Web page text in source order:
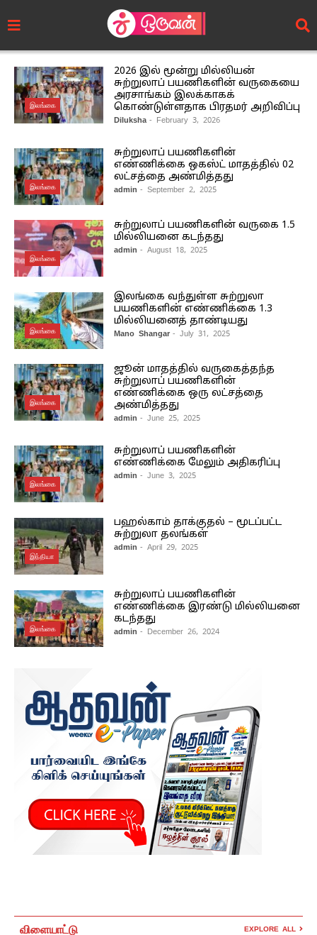
இலங்கை
2026 இல் மூன்று மில்லியன்
சுற்றுலாப் பயணிகளின் வருகையை
அரசாங்கம் இலக்காகக்
கொண்டுள்ளதாக பிரதமர் அறிவிப்பு
Diluksha - February 3, 2026
இலங்கை
சுற்றுலாப் பயணிகளின்
எண்ணிக்கை ஒகஸ்ட் மாதத்தில் 02
லட்சத்தை அண்மித்தது
admin - September 2, 2025
இலங்கை
சுற்றுலாப் பயணிகளின் வருகை 1.5
மில்லியனை கடந்தது
admin - August 18, 2025
இலங்கை
இலங்கை வந்துள்ள சுற்றுலா
பயணிகளின் எண்ணிக்கை 1.3
மில்லியனைத் தாண்டியது
Mano Shangar - July 31, 2025
இலங்கை
ஜூன் மாதத்தில் வருகைத்தந்த
சுற்றுலாப் பயணிகளின்
எண்ணிக்கை ஒரு லட்சத்தை
அண்மித்தது
admin - June 25, 2025
இலங்கை
சுற்றுலாப் பயணிகளின்
எண்ணிக்கை மேலும் அதிகரிப்பு
admin - June 3, 2025
இந்தியா
பஹல்காம் தாக்குதல் – மூடப்பட்ட
சுற்றுலா தலங்கள்
admin - April 29, 2025
இலங்கை
சுற்றுலாப் பயணிகளின்
எண்ணிக்கை இரண்டு மில்லியனை
கடந்தது
admin - December 26, 2024
விளையாட்டு EXPLORE ALL